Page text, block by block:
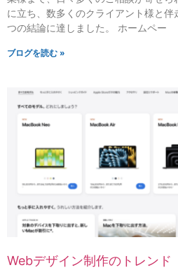
に立ち、数多くのクライアント様と
つの結論に達しました。 ホームペー
ブログを読む »
Webデザイン制作のトレンド